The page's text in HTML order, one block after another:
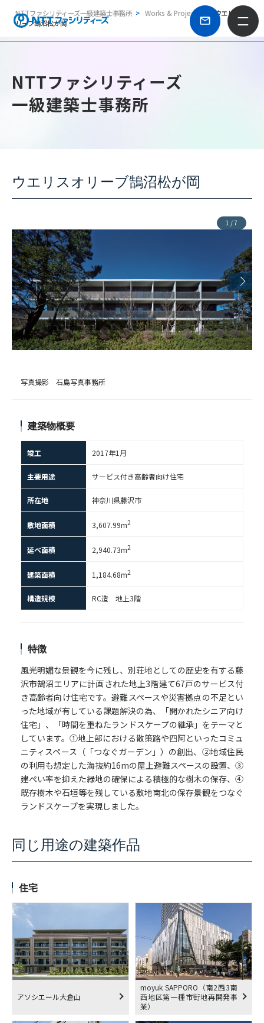
NTTファシリティーズ一級建築士事務所 Works & Projects
ウエリスオ
リーブ鵠沼松が岡
NTTファシリティーズ
一級建築士事務所
ウエリスオリーブ鵠沼松が岡
1 /7
写真撮影 石島写真事務所
建築物概要
竣工 2017年1月
主要用途 サービス付き高齢者向け住宅
所在地 神奈川県藤沢市
敷地面積 3,607.99m2
延べ面積 2,940.73m2
建築面積 1,184.68m2
構造規模 RC造 地上3階
特徴
風光明媚な景観を今に残し、別荘地としての歴史を有する藤
沢市鵠沼エリアに計画された地上3階建て67戸のサービス付
き高齢者向け住宅です。避難スペースや災害拠点の不足とい
った地域が有している課題解決の為、「開かれたシニア向け
住宅」、「時間を重ねたランドスケープの継承」をテーマと
しています。①地上部における散策路や四阿といったコミュ
ニティスペース（「つなぐガーデン」）の創出、②地域住民
の利用も想定した海抜約16mの屋上避難スペースの設置、③
建ぺい率を抑えた緑地の確保による積極的な樹木の保存、④
既存樹木や石垣等を残している敷地南北の保存景観をつなぐ
ランドスケープを実現しました。
同じ用途の建築作品
住宅
アソシエール大倉山
moyuk SAPPORO（南2西3南
西地区第一種市街地再開発事
業）